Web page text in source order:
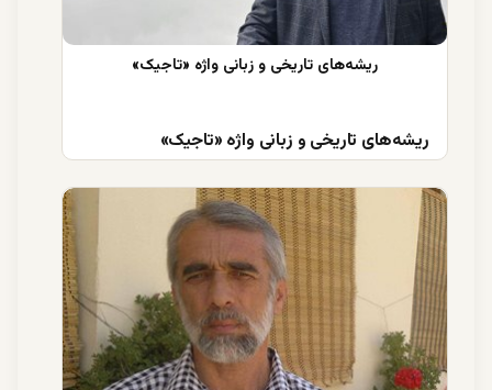
ریشه‌های تاریخی و زبانی واژه «تاجیک»